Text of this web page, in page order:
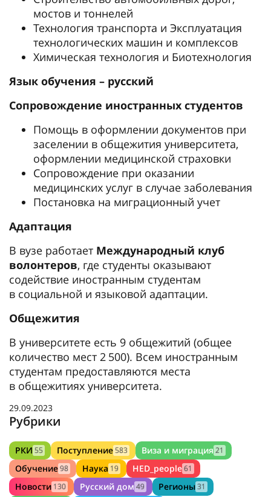
мостов и тоннелей
Технология транспорта и Эксплуатация
технологических машин и комплексов
Химическая технология и Биотехнология
Язык обучения – русский
Сопровождение иностранных студентов
Помощь в оформлении документов при
заселении в общежития университета,
оформлении медицинской страховки
Сопровождение при оказании
медицинских услуг в случае заболевания
Постановка на миграционный учет
Адаптация
В вузе работает Международный клуб
волонтеров, где студенты оказывают
содействие иностранным студентам
в социальной и языковой адаптации.
Общежития
В университете есть 9 общежитий (общее
количество мест 2 500). Всем иностранным
студентам предоставляются места
в общежитиях университета.
29.09.2023
Рубрики
РКИ 55 Поступление583 Виза и миграция 21
Обучение98 Наука 19 HED_people61
Новости 130 Русский дом 49 Регионы31